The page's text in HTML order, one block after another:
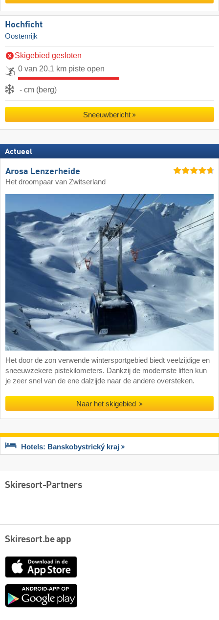
Hochficht
Oostenrijk
Skigebied gesloten
0 van 20,1 km piste open
- cm (berg)
Sneeuwbericht
Actueel
Arosa Lenzerheide
Het droompaar van Zwitserland
Het door de zon verwende wintersportgebied biedt veelzijdige en
sneeuwzekere pistekilometers. Dankzij de modernste liften kun
je zeer snel van de ene dalzijde naar de andere oversteken.
Naar het skigebied
Hotels: Banskobystrický kraj
Skiresort-Partners
Skiresort.be app
App
Google